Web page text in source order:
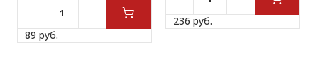
89 руб.
236 руб.